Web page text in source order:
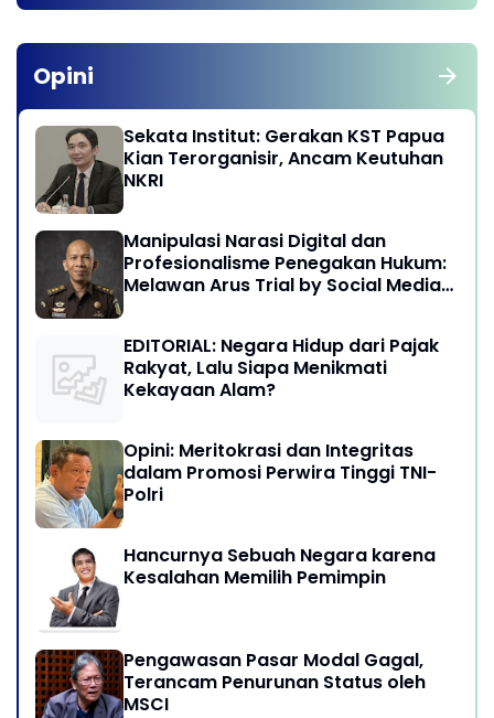
Opini
Sekata Institut: Gerakan KST Papua
Kian Terorganisir, Ancam Keutuhan
NKRI
Manipulasi Narasi Digital dan
Profesionalisme Penegakan Hukum:
Melawan Arus Trial by Social Media
EDITORIAL: Negara Hidup dari Pajak
Rakyat, Lalu Siapa Menikmati
Kekayaan Alam?
Opini: Meritokrasi dan Integritas
dalam Promosi Perwira Tinggi TNI-
Polri
Hancurnya Sebuah Negara karena
Kesalahan Memilih Pemimpin
Pengawasan Pasar Modal Gagal,
Terancam Penurunan Status oleh
MSCI